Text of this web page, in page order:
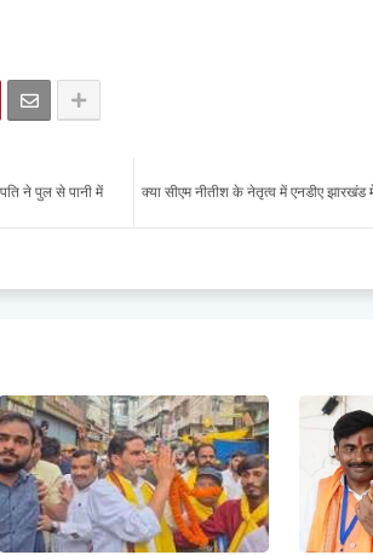
क्या सीएम नीतीश के नेतृत्व में एनडीए
ने पुल से पानी में